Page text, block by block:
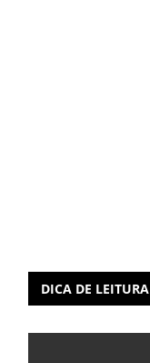
DICA DE LEITURA